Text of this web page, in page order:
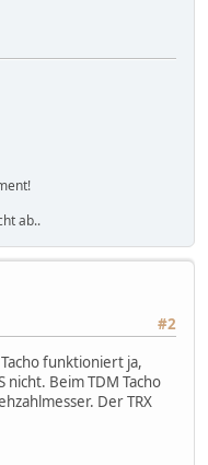
ab..
#2
funktioniert ja,
nicht. Beim TDM Tacho
Der TRX